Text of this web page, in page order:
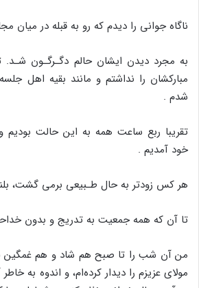
ناگاه جوانى را دیدم که رو به قبله در
به مجرد دیدن ایشان حالم دگـرگـون شـد.
مبارکشان را نداشتم و مانند بقیه
شدم .
تقریبا ربع ساعت همه به این حالت
خود آمدیم .
هر کس زودتر به حال طـبیعى برمى گشت،
تا آن که همه جمعیت به تدریج و بدون
من آن شب را تا صبح هم شاد و هم غمگین
مولاى عزیزم را دیدار کرده‌ام، و اندوه به